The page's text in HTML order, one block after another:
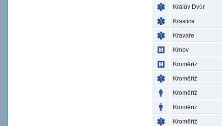
Králův Dvůr
Kraslice
Kravaře
Krnov
Kroměříž
Kroměříž
Kroměříž
Kroměříž
Kroměříž